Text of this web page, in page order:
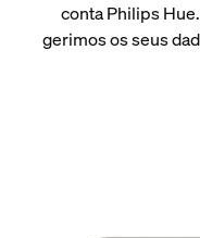
conta Philips
gerimos os seus